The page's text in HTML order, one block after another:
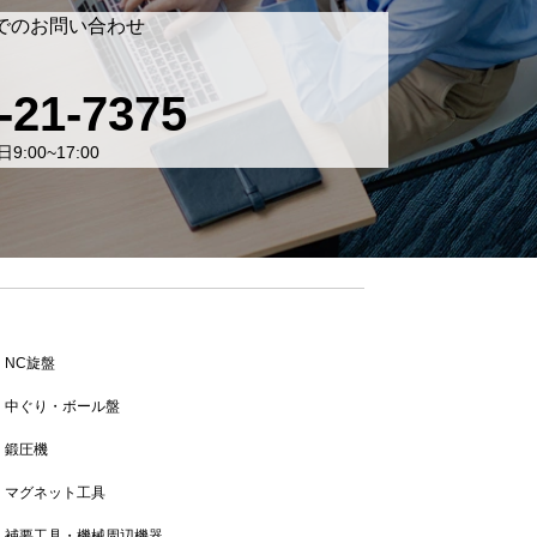
のお問い合わせ
21-7375
9:00~17:00
NC旋盤
中ぐり・ボール盤
鍛圧機
マグネット工具